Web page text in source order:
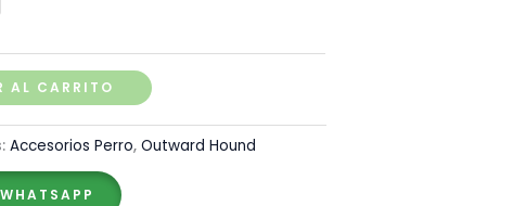
S/ 160.00
hasta
S/ 180.00
AL CARRITO
Accesorios Perro, Outward Hound